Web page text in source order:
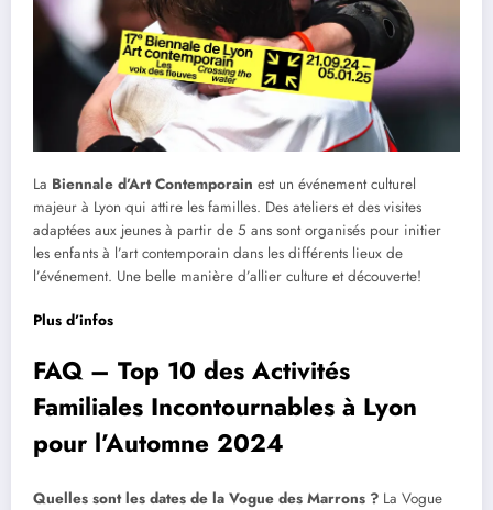
La Biennale d’Art Contemporain est un événement culturel
majeur à Lyon qui attire les familles. Des ateliers et des visites
adaptées aux jeunes à partir de 5 ans sont organisés pour initier
les enfants à l’art contemporain dans les différents lieux de
l’événement. Une belle manière d’allier culture et découverte!
Plus d’infos
FAQ – Top 10 des Activités
Familiales Incontournables à Lyon
pour l’Automne 2024
Quelles sont les dates de la Vogue des Marrons ? La Vogue